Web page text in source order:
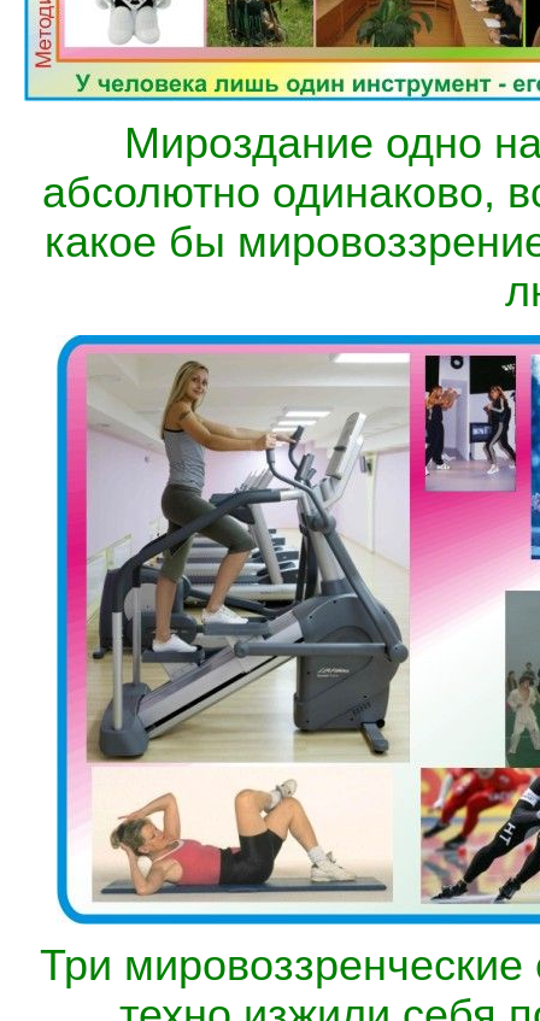
Мироздание одно
абсолютно одинаково,
какое бы
Три